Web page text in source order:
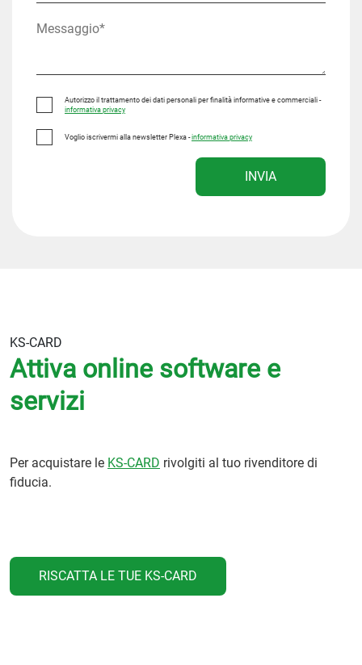
Autorizzo il trattamento dei dati personali per finalità informative e commerciali -
informativa privacy
Voglio iscrivermi alla newsletter Plexa -informativa privacy
INVIA
KS-CARD
Attiva online software e
servizi
Per acquistare le KS-CARD rivolgiti al tuo rivenditore di
fiducia.
RISCATTA LE TUE KS-CARD